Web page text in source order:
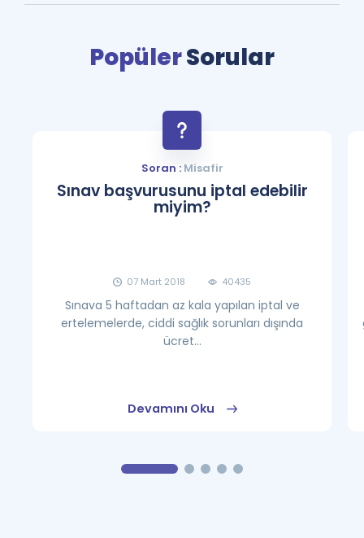
PopülerSorular
Soran :Misafir
Sınav başvurusunu iptal edebilir
miyim?
07 Mart 2018 40435
Sınava 5 haftadan az kala yapılan iptal ve
ertelemelerde, ciddi sağlık sorunları dışında
ücret...
Devamını Oku